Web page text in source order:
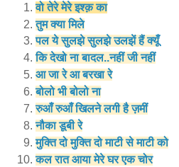
वो तेरे मेरे इश्क़ का
तुम क्या मिले
पल ये सुलझे सुलझे उलझें हैं क्यूँ
कि देखो ना बादल..नहीं जी नहीं
आ जा रे आ बरखा रे
बोलो भी बोलो ना
रुआँ रुआँ खिलने लगी है ज़मीं
नौका डूबी रे
मुक्ति दो मुक्ति दो माटी से माटी को
कल रात आया मेरे घर एक चोर